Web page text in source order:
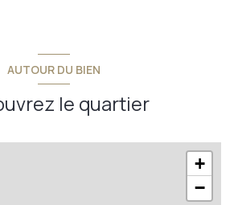
AUTOUR DU BIEN
le quartier
+
−